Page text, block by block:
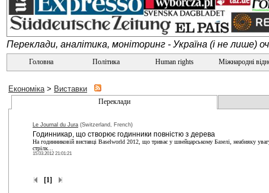
Переклади, аналітика, моніторинг - Україна (і не лише)
Головна Політика Human rights Міжнародні
Економіка> Виставки
Переклади
Le Journal du Jura (Switzerland, French)
Годинникар, що створює годинники повністю з дерева
На годинниковій виставці Baselworld 2012, що триває у швейцарському Базелі, неабияку
стрілк...
15.03.2012 21:01:21
[1]